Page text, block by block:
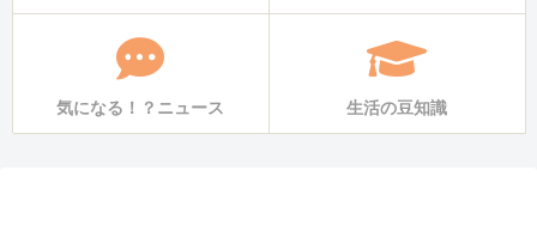
気になる！？ニュース 生活の豆知識